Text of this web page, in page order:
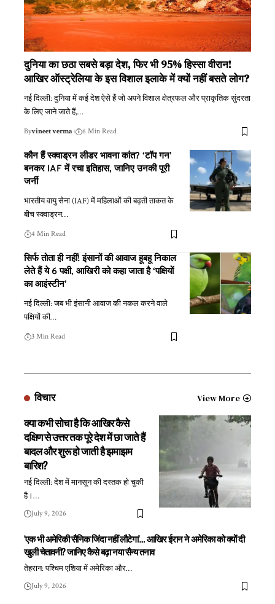
दुनिया का छठा सबसे बड़ा देश, फिर भी 95% हिस्सा वीरान!
आखिर ऑस्ट्रेलिया के इस विशाल इलाके में क्यों नहीं बसते लोग?
नई दिल्ली: दुनिया में कई देश ऐसे हैं जो अपने विशाल क्षेत्रफल और प्राकृतिक सुंदरता
के लिए जाने जाते हैं,…
Byvineet verma 6 Min Read
कौन हैं स्क्वाड्रन लीडर भावना कांत? ‘टॉप गन’
बनकर IAF में रचा इतिहास, जानिए उनकी पूरी
जर्नी
भारतीय वायु सेना (IAF) में महिलाओं की बढ़ती ताकत के
बीच स्क्वाड्रन…
4 Min Read
सिर्फ तोता ही नहीं! इंसानों की आवाज हूबहू निकाल
लेते हैं ये 6 पक्षी, आखिरी को कहा जाता है ‘पक्षियों
का आइंस्टीन’
नई दिल्ली: जब भी इंसानी आवाज की नकल करने वाले
पक्षियों की…
3 Min Read
विचार View More
क्या कभी सोचा है कि आखिर कैसे
दक्षिण से उत्तर तक पूरे देश में छा जाते हैं
बादल और शुरू हो जाती है झमाझम
बारिश?
नई दिल्ली: देश में मानसून की दस्तक हो चुकी
है।…
July 9, 2026
‘एक भी अमेरिकी सैनिक जिंदा नहीं लौटेगा’… आखिर ईरान ने अमेरिका को क्यों दी
खुली चेतावनी? जानिए कैसे बढ़ा नया सैन्य तनाव
तेहरान: पश्चिम एशिया में अमेरिका और…
July 9, 2026